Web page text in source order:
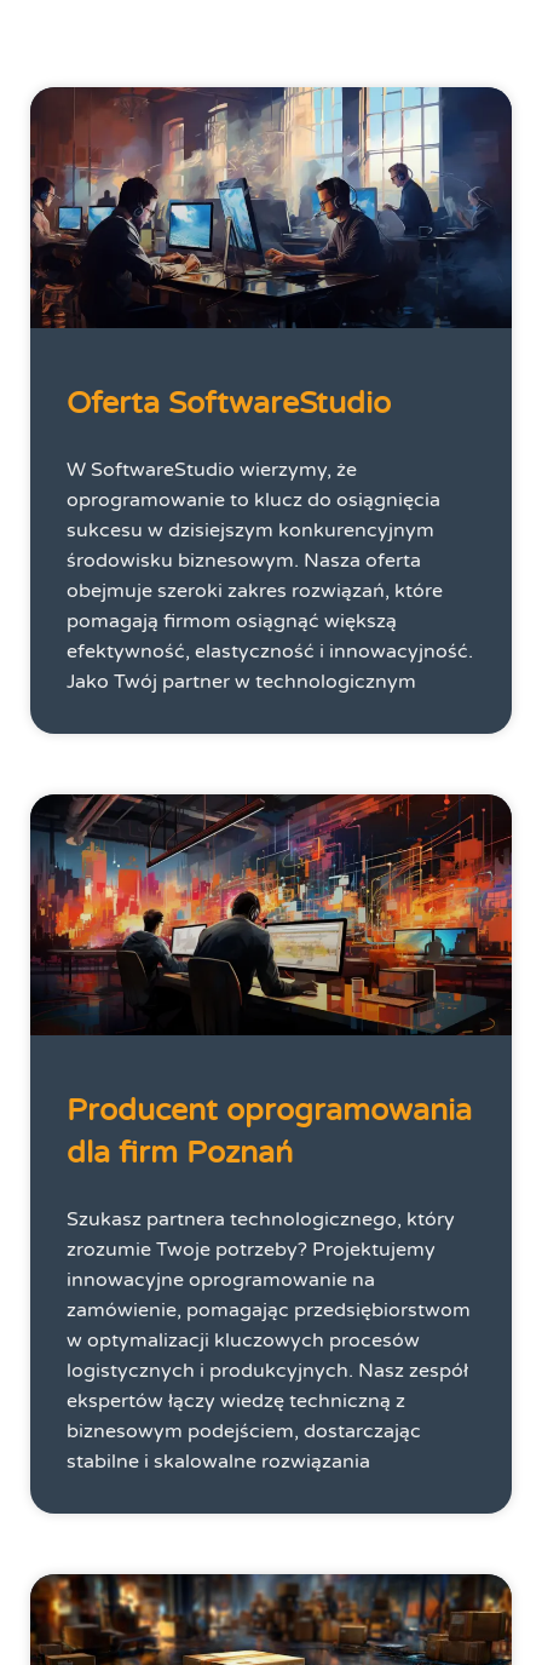
Oferta SoftwareStudio
W SoftwareStudio wierzymy, że
oprogramowanie to klucz do osiągnięcia
sukcesu w dzisiejszym konkurencyjnym
środowisku biznesowym. Nasza oferta
obejmuje szeroki zakres rozwiązań, które
pomagają firmom osiągnąć większą
efektywność, elastyczność i innowacyjność.
Jako Twój partner w technologicznym
Producent oprogramowania
dla firm Poznań
Szukasz partnera technologicznego, który
zrozumie Twoje potrzeby? Projektujemy
innowacyjne oprogramowanie na
zamówienie, pomagając przedsiębiorstwom
w optymalizacji kluczowych procesów
logistycznych i produkcyjnych. Nasz zespół
ekspertów łączy wiedzę techniczną z
biznesowym podejściem, dostarczając
stabilne i skalowalne rozwiązania